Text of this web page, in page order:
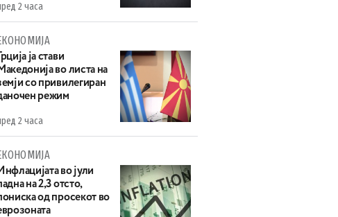
2 часа
Грција ја стави
во листа на
со привилегиран
режим
2 часа
во јули
на 2,3 отсто,
од просекот во